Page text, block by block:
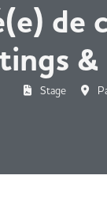
de
Stage